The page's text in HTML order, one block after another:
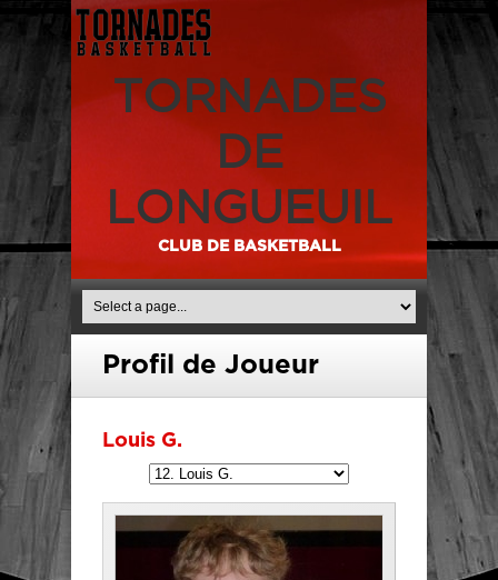
TORNADES
DE
LONGUEUIL
CLUB DE BASKETBALL
Profil de Joueur
Louis G.